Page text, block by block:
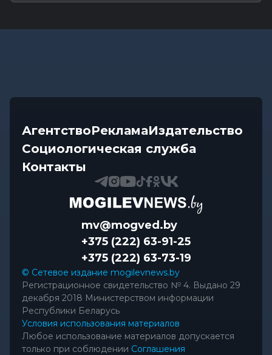
АгентствоРекламаИздательство
Социологическая служба
Контакты
mv@mogved.by
+375 (222) 63-91-25
+375 (222) 63-73-19
© Сетевое издание mogilevnews.by
Регистрационное свидетельство № 4. Выдано 29
декабря 2018 Министерством информации
Республики Беларусь
Условия использования материалов
Любое использование материалов допускается
только при соблюдении Соглашения